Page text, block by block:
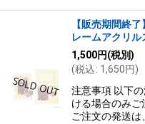
【販売期間終
レームアクリ
1,500円(税別)
(税込: 1,650円)
注意事項 以下
ける場合のみ
ご注文の発送